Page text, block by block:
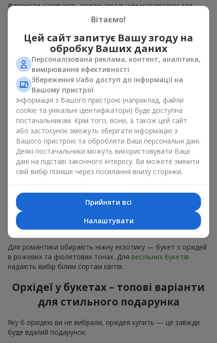
Флористи називають орхідеї ідеальним матеріалом для
незвичайної флористики. Букет з орхідей має чудовий
вигляд як моно рішення для оформлення приміщень, а
також як варіант міксу з іншими квітами, що зберігає свою
виразність у будь-якому форматі. Завдяки своїй структурі
орхідея дозволяє створювати композиції у класичному,
мінімалістичному або сучасному стилі. Букет з орхідей
виглядає ефектно як у камерних, так і в масштабних
роботах, а її розкішні суцвіття легко стають центральним
елементом композиції букет з орхідей. Залежно від
оформлення і сорту рослин різниться на орхідеї ціна.
Зважайте на це перш ніж замовити букет з орхідей.
Кому дарують орхідеї?
Букет з орхідей універсальний і може підійти будь-кому. Їх
даруютькоханим жінками, мамі ,дівчині,дружині , сестрі,
подрузі,колезіабо бізнес-партнеру. Сьогодні можна орхідеї
подарунок стає ще більше.
Букет з орхідей — ідеальна квіткова композиція для
особливої події: річниць,побачень,днів народження
навітьбізнес-привітань.
Для романтики обирають ніжну екзотику — букет з орхідей
в рожевих та фіолетових тонах. Для весільних букетів
надають вибір білим сортам квітів.
Орхідеї у букетах – топові варіанти
для стильного подарунка
Яку б орхідею ви не вибрали, орхідея купить — це завжди
буде вдалий подарунок:
Вітаємо!
Цей сайт запитує Вашу згоду на
обробку Ваших даних
Персоналізована реклама, контент, аналітика,
вимірювання ефективності
Збереження і/або доступ до інформації на
Вашому пристрої
Інформація з Вашого пристрою (наприклад, файли
cookie та унікальні ідентифікатори) буде доступна
постачальникам. Крім того, вони, а також цей сайт
або застосунок зможуть зберігати інформацію з
Вашого пристрою та обробляти Ваші персональні дані.
Деякі постачальники можуть використовувати Ваші
дані на підставі законного інтересу. Ви можете змінити
свій вибір пізніше через посилання внизу сторінки.
Прийняти всі
Налаштувати